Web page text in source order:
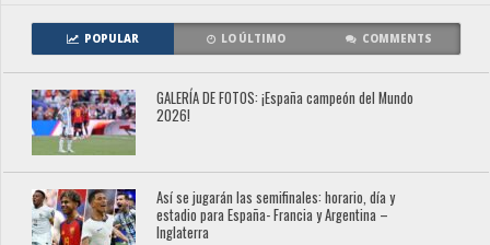
POPULAR LO ÚLTIMO COMMENTS
GALERÍA DE FOTOS: ¡España campeón del Mundo
2026!
Así se jugarán las semifinales: horario, día y
estadio para España- Francia y Argentina –
Inglaterra